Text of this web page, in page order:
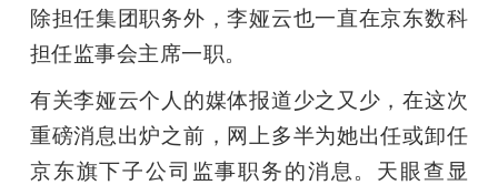
除担任集团职务外，李娅云也一直在京东数科
担任监事会主席一职。
有关李娅云个人的媒体报道少之又少，在这次
重磅消息出炉之前，网上多半为她出任或卸任
京东旗下子公司监事职务的消息。天眼查显